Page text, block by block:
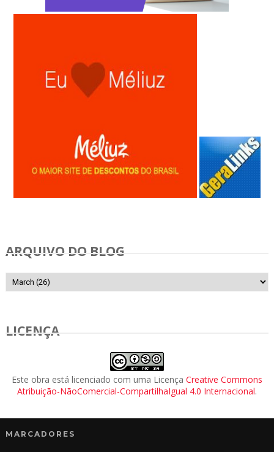
ARQUIVO DO BLOG
LICENÇA
Este obra está licenciado com uma Licença Creative Commons
Atribuição-NãoComercial-CompartilhaIgual 4.0 Internacional.
MARCADORES